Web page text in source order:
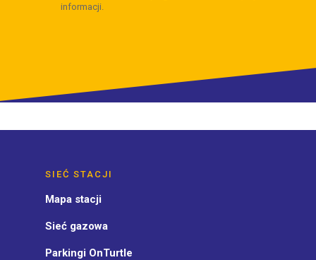
SIEĆ STACJI
Mapa stacji
Sieć gazowa
Parkingi OnTurtle